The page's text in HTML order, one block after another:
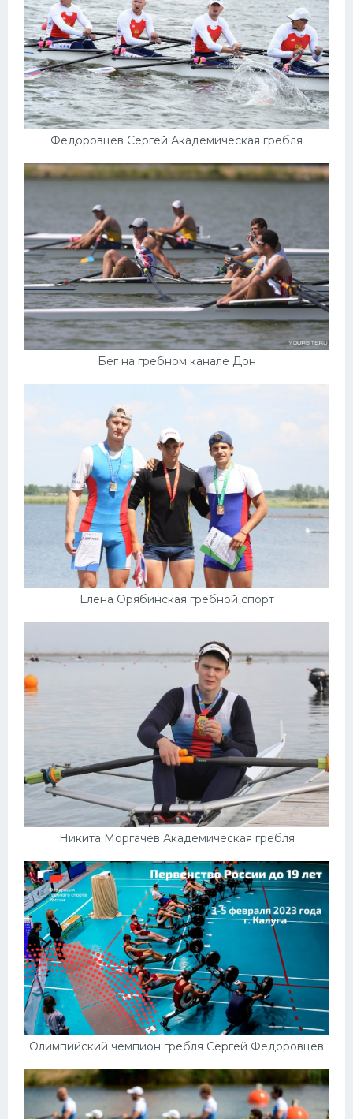
Федоровцев Сергей Академическая гребля
Бег на гребном канале Дон
Елена Орябинская гребной спорт
Никита Моргачев Академическая гребля
Олимпийский чемпион гребля Сергей Федоровцев